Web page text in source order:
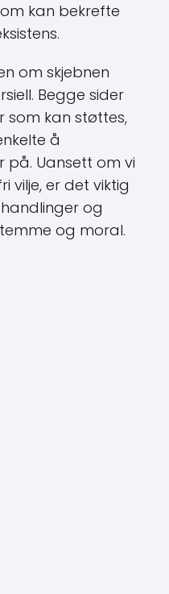
kan bekrefte
om skjebnen
Begge sider
som kan støttes,
å
Uansett om vi
vilje, er det viktig
og
og moral.